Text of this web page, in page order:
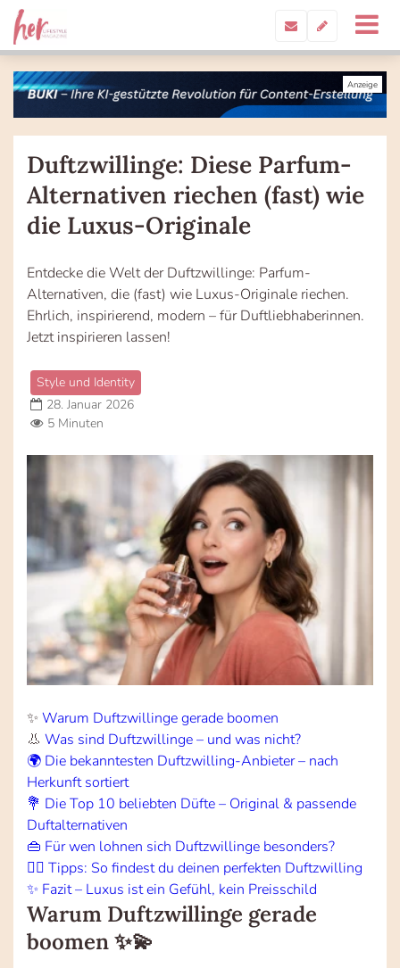
Duftzwillinge: Diese Parfum-
Alternativen riechen (fast) wie
die Luxus-Originale
Entdecke die Welt der Duftzwillinge: Parfum-
Alternativen, die (fast) wie Luxus-Originale riechen.
Ehrlich, inspirierend, modern – für Duftliebhaberinnen.
Jetzt inspirieren lassen!
Style und Identity
28. Januar 2026
5 Minuten
✨ Warum Duftzwillinge gerade boomen
👃 Was sind Duftzwillinge – und was nicht?
🌍 Die bekanntesten Duftzwilling-Anbieter – nach
Herkunft sortiert
💐 Die Top 10 beliebten Düfte – Original & passende
Duftalternativen
👜 Für wen lohnen sich Duftzwillinge besonders?
🕵️‍♀️ Tipps: So findest du deinen perfekten Duftzwilling
✨ Fazit – Luxus ist ein Gefühl, kein Preisschild
Warum Duftzwillinge gerade
boomen ✨💫